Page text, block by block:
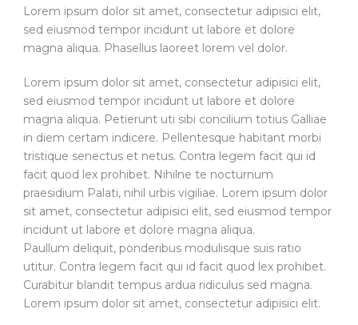
Lorem ipsum dolor sit amet, consectetur adipisici elit,
sed eiusmod tempor incidunt ut labore et dolore
magna aliqua. Phasellus laoreet lorem vel dolor.
Lorem ipsum dolor sit amet, consectetur adipisici elit,
sed eiusmod tempor incidunt ut labore et dolore
magna aliqua. Petierunt uti sibi concilium totius Galliae
in diem certam indicere. Pellentesque habitant morbi
tristique senectus et netus. Contra legem facit qui id
facit quod lex prohibet. Nihilne te nocturnum
praesidium Palati, nihil urbis vigiliae. Lorem ipsum dolor
sit amet, consectetur adipisici elit, sed eiusmod tempor
incidunt ut labore et dolore magna aliqua.
Paullum deliquit, ponderibus modulisque suis ratio
utitur. Contra legem facit qui id facit quod lex prohibet.
Curabitur blandit tempus ardua ridiculus sed magna.
Lorem ipsum dolor sit amet, consectetur adipisici elit.